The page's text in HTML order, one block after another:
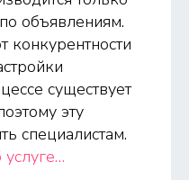
объявлениям.
конкурентности
существует
эту
специалистам.